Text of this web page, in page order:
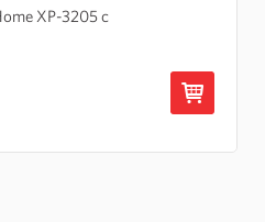
XP-3205 с